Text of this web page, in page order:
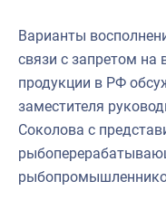
Варианты
связи с запретом на
продукции в РФ
заместителя
Соколова с